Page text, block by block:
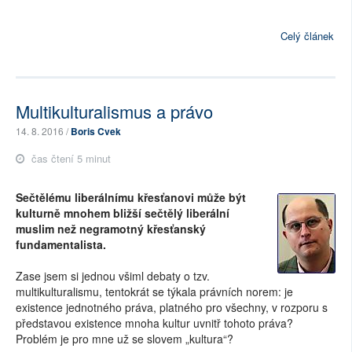
Celý článek
Multikulturalismus a právo
14. 8. 2016 /Boris Cvek
čas čtení 5 minut
Sečtělému liberálnímu křesťanovi může být
kulturně mnohem bližší sečtělý liberální
muslim než negramotný křesťanský
fundamentalista.
Zase jsem si jednou všiml debaty o tzv.
multikulturalismu, tentokrát se týkala právních norem: je
existence jednotného práva, platného pro všechny, v rozporu s
představou existence mnoha kultur uvnitř tohoto práva?
Problém je pro mne už se slovem „kultura“?